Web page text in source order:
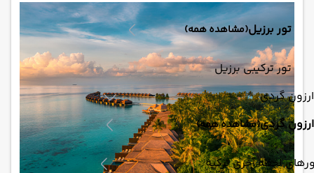
تور برزیل(مشاهده همه)
تور ترکیبی برزیل
ارزون گردی
ارزون گردی(مشاهده همه)
لحظه آخری ترکیه